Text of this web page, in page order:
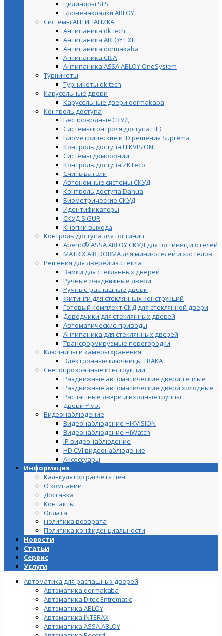
Цилиндры SLS
Броненакладки ABLOY
Системы АНТИПАНИКА
Антипаника dk tech
Антипаника ABLOY EXIT
Антипаника dormakaba
Антипаника СISA
Антипаника ASSA ABLOY OneSystem
Турникеты
Турникеты dk tech
Карусельные двери
Карусельные двери dormakaba
Контроль доступа
Беспроводные СКУД
Системы контроля доступа HID
Биометрические и ID решения Suprema
Контроль доступа HIKVISION
Системы домофонии
Контроль доступа ZKTeco
Считыватели
Автономные системы СКУД
Контроль доступа Dahua
Биометрические СКУД
Идентификаторы
СКУД SIGUR
Кнопки выхода
Контроль доступа для гостиниц
Aperio® ASSA ABLOY СКУД для гостиниц и отелей
MATRIX AIR DORMA для мини-отелей и хостелов
Решения для дверей из стекла
Замки для стеклянных дверей
Ручные раздвижные двери
Ручные распашные двери
Фитинги для стеклянных конструкций
Готовый комплект СКД для стеклянной двери
Доводчики для стеклянных дверей
Автоматические приводы
Антипаника для стеклянных дверей
Трансформируемые перегородки
Ключницы и камеры хранения
Электронные ключницы TRAKA
Светопрозрачные конструкции
Раздвижные автоматические двери теплые
Раздвижные автоматические двери холодные
Распашные двери и входные группы
Двери Pivot
Видеонаблюдение
Видеонаблюдение HIKVISION
Видеонаблюдение HiWatch
IP видеонаблюдение
HD CVI видеонаблюдение
Аксессуары
Информация
Калькулятор расчета цен
О компании
Доставка
Контакты
Оплата
Политика возврата
Политика конфиденциальности
Новости
Статьи
Сервис
Услуги
Автоматика для распашных дверей
Автоматика dormakaba
Автоматика Ditec Entrematic
Автоматика ABLOY
Автоматика INTERAX
Автоматика ASSA ABLOY